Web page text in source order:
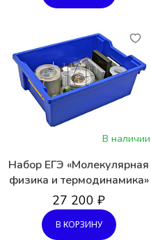
В наличии
Набор ЕГЭ «Молекулярная
физика и термодинамика»
27 200 ₽
В КОРЗИНУ